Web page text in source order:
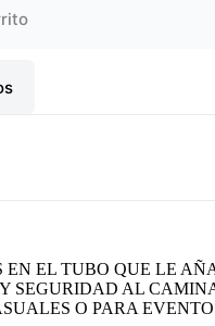
EL TUBO QUE LE
AL
O PARA